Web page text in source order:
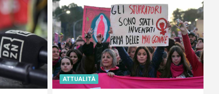
ATTUALITÀ